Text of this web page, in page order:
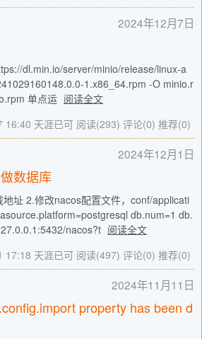
2024年12月7日
dl.min.io/server/minio/release/linux-a
1.x86_64.rpm -O minio.r
单点运 阅读全文
16:40 天涯已可 阅读(293) 评论(0) 推荐(0)
2024年12月1日
数据库
址 2.修改nacos配置文件，conf/applicati
db.num=1 db.
nacos?t 阅读全文
17:18 天涯已可 阅读(497) 评论(0) 推荐(0)
2024年11月11日
property has been d